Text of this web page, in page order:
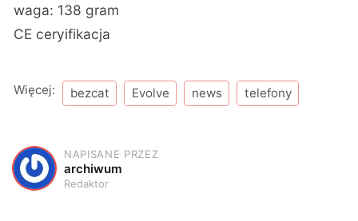
waga: 138 gram
CE ceryifikacja
Więcej: bezcat Evolve news telefony
A
NAPISANE PRZEZ
archiwum
Redaktor